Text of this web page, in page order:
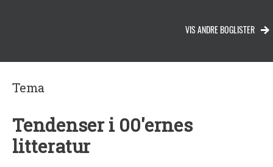
VIS ANDRE BOGLISTER
Tema
Tendenser i 00'ernes
litteratur